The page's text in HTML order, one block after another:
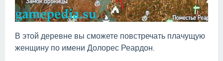
В этой деревне вы сможете повстречать плачущую
женщину по имени Долорес Реардон.